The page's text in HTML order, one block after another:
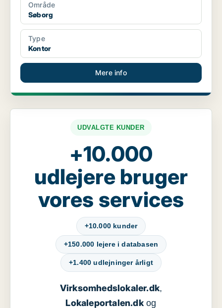
Område
Søborg
Type
Kontor
Mere info
UDVALGTE KUNDER
+10.000
udlejere bruger
vores services
+10.000 kunder
+150.000 lejere i databasen
+1.400 udlejninger årligt
Virksomhedslokaler.dk,
Lokaleportalen.dkog